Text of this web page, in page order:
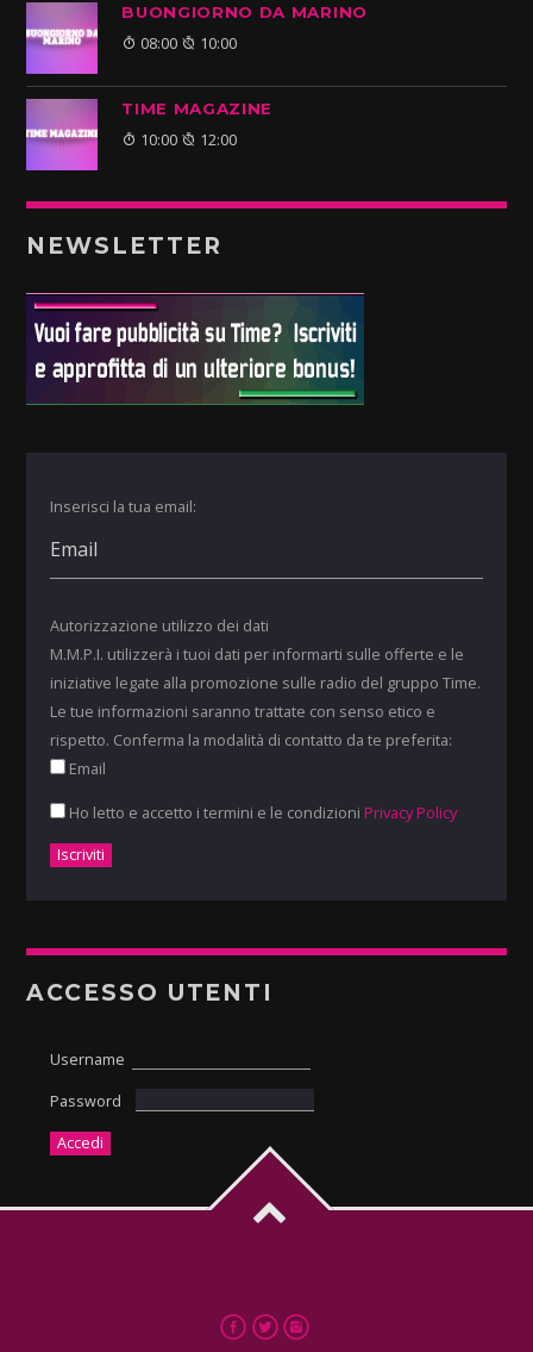
BUONGIORNO DA MARINO
08:00 10:00
TIME MAGAZINE
10:00 12:00
NEWSLETTER
Inserisci la tua email:
Autorizzazione utilizzo dei dati
M.M.P.I. utilizzerà i tuoi dati per informarti sulle offerte e le
iniziative legate alla promozione sulle radio del gruppo Time.
Le tue informazioni saranno trattate con senso etico e
rispetto. Conferma la modalità di contatto da te preferita:
Email
Ho letto e accetto i termini e le condizioni Privacy Policy
ACCESSO UTENTI
Username
Password